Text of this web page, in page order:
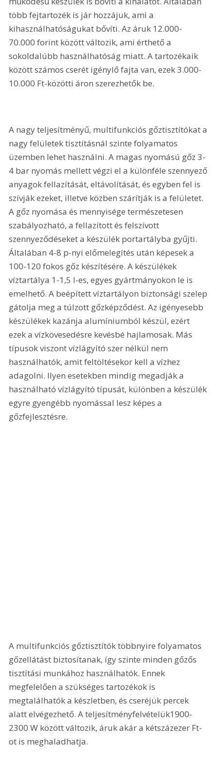
több fejtartozék is jár hozzájuk, ami a
kihasználhatóságukat bővíti. Az áruk 12.000-
70.000 forint között változik, ami érthető a
sokoldalúbb használhatóság miatt. A tartozékaik
között számos cserét igénylő fajta van, ezek 3.000-
10.000 Ft-közötti áron szerezhetők be.
A nagy teljesítményű, multifunkciós gőztisztítókat a
nagy felületek tisztításnál szinte folyamatos
üzemben lehet használni. A magas nyomású gőz 3-
4 bar nyomás mellett végzi el a különféle szennyező
anyagok fellazítását, eltávolítását, és egyben fel is
szívják ezeket, illetve közben szárítják is a felületet.
A gőz nyomása és mennyisége természetesen
szabályozható, a fellazított és felszívott
szennyeződéseket a készülék portartályba gyűjti.
Általában 4-8 p-nyi előmelegítés után képesek a
100-120 fokos gőz készítésére. A készülékek
víztartálya 1-1,5 l-es, egyes gyártmányokon le is
emelhető. A beépített víztartályon biztonsági szelep
gátolja meg a túlzott gőzképződést. Az igényesebb
készülékek kazánja alumíniumból készül, ezért
ezek a vízkövesedésre kevésbé hajlamosak. Más
típusok viszont vízlágyító szer nélkül nem
használhatók, amit feltöltésekor kell a vízhez
adagolni. Ilyen esetekben mindig megadják a
használható vízlágyító típusát, különben a készülék
egyre gyengébb nyomással lesz képes a
gőzfejlesztésre.
A multifunkciós gőztisztítók többnyire folyamatos
gőzellátást biztosítanak, így szinte minden gőzős
tisztítási munkához használhatók. Ennek
megfelelően a szükséges tartozékok is
megtalálhatók a készletben, és cseréjük percek
alatt elvégezhető. A teljesítményfelvételük1900-
2300 W között változik, áruk akár a kétszázezer Ft-
ot is meghaladhatja.